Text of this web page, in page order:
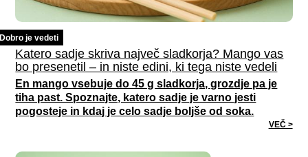
Dobro je vedeti
Katero sadje skriva največ sladkorja? Mango vas
bo presenetil – in niste edini, ki tega niste vedeli
En mango vsebuje do 45 g sladkorja, grozdje pa je
tiha past. Spoznajte, katero sadje je varno jesti
pogosteje in kdaj je celo sadje boljše od soka.
VEČ >